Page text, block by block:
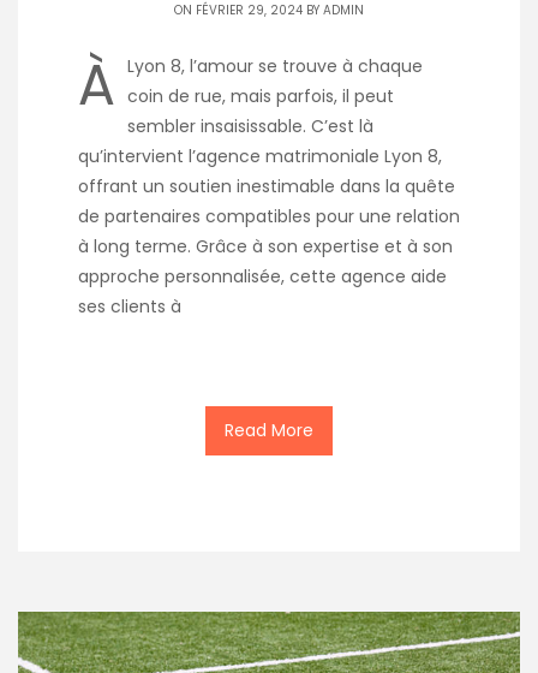
ON FÉVRIER 29, 2024 BY ADMIN
À Lyon 8, l’amour se trouve à chaque
coin de rue, mais parfois, il peut
sembler insaisissable. C’est là
qu’intervient l’agence matrimoniale Lyon 8,
offrant un soutien inestimable dans la quête
de partenaires compatibles pour une relation
à long terme. Grâce à son expertise et à son
approche personnalisée, cette agence aide
ses clients à
Read More